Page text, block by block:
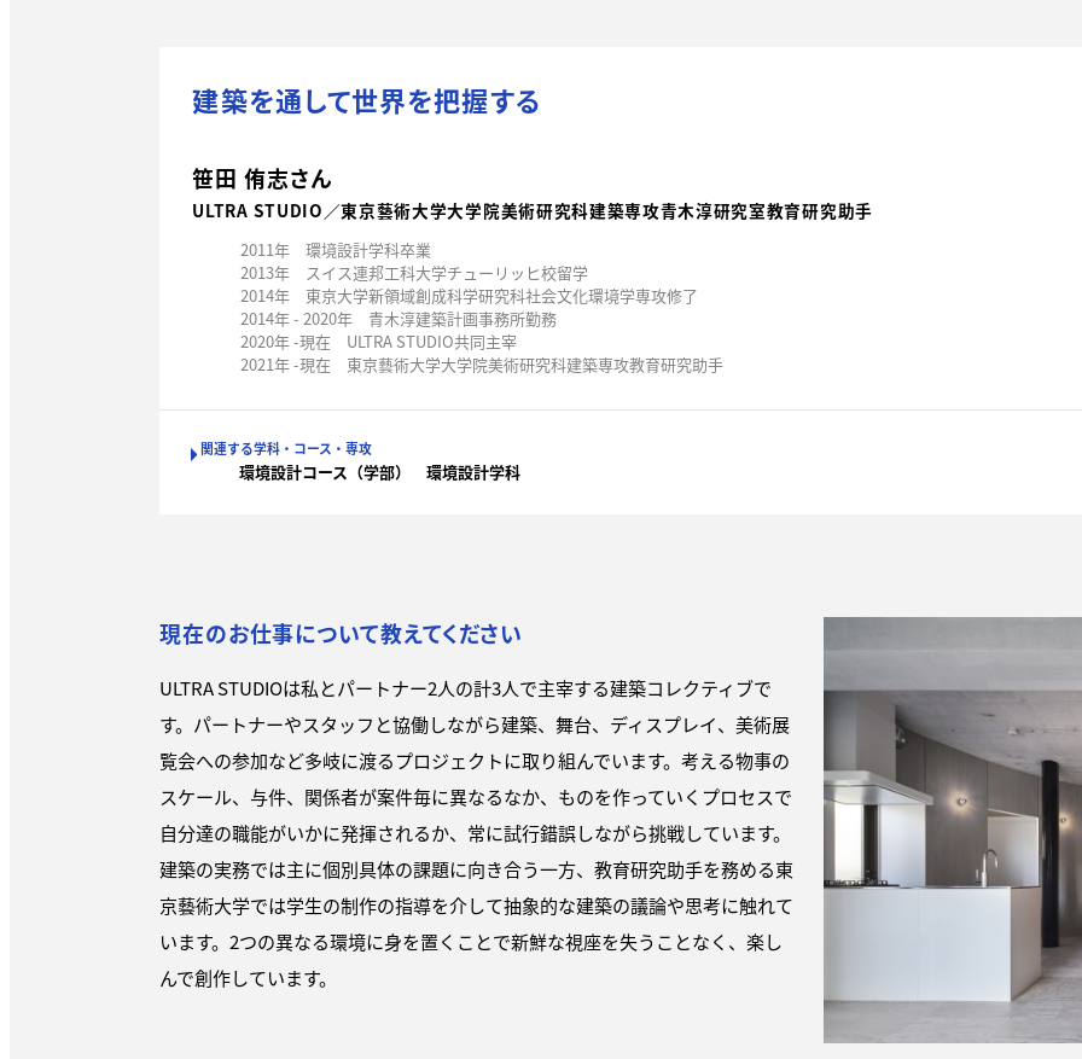
建築を通して世界を把握する
笹田 侑志さん
ULTRA STUDIO／東京藝術大学大学院美術研究科建築専攻青木淳研究室教育研究助手
2011年 環境設計学科卒業
2013年 スイス連邦工科大学チューリッヒ校留学
2014年 東京大学新領域創成科学研究科社会文化環境学専攻修了
2014年 - 2020年 青木淳建築計画事務所勤務
2020年 -現在 ULTRA STUDIO共同主宰
2021年 -現在 東京藝術大学大学院美術研究科建築専攻教育研究助手
関連する学科・コース・専攻
環境設計コース（学部） 環境設計学科
現在のお仕事について教えてください
ULTRA STUDIOは私とパートナー2人の計3人で主宰する建築コレクティブで
す。パートナーやスタッフと協働しながら建築、舞台、ディスプレイ、美術展
覧会への参加など多岐に渡るプロジェクトに取り組んでいます。考える物事の
スケール、与件、関係者が案件毎に異なるなか、ものを作っていくプロセスで
自分達の職能がいかに発揮されるか、常に試行錯誤しながら挑戦しています。
建築の実務では主に個別具体の課題に向き合う一方、教育研究助手を務める東
京藝術大学では学生の制作の指導を介して抽象的な建築の議論や思考に触れて
います。2つの異なる環境に身を置くことで新鮮な視座を失うことなく、楽し
んで創作しています。